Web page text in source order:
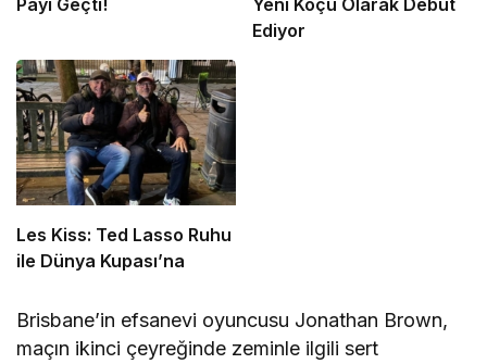
Ediyor
Les Kiss: Ted Lasso Ruhu
ile Dünya Kupası’na
Brisbane’in efsanevi oyuncusu Jonathan Brown,
maçın ikinci çeyreğinde zeminle ilgili sert